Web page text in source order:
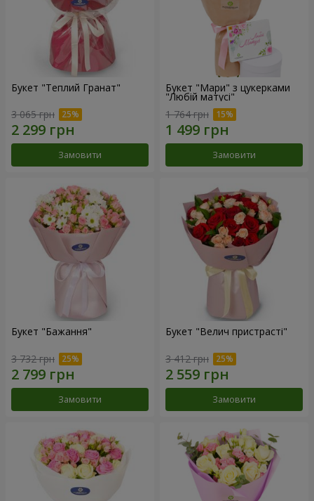
Букет "Теплий Гранат"
3 065 грн
Замовити
Букет "Мари" з цукерками
"Любій матусі"
1 764 грн
Замовити
Букет "Бажання"
3 732 грн
Замовити
Букет "Велич пристрасті"
3 412 грн
Замовити